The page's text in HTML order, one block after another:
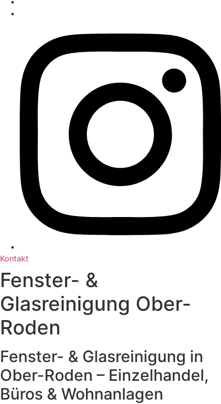
Kontakt
Fenster- &
Glasreinigung Ober-
Roden
Fenster- & Glasreinigung in
Ober-Roden – Einzelhandel,
Büros & Wohnanlagen